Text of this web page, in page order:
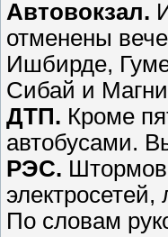
Автовокзал.
отменены
Ишбирде,
Сибай и
ДТП. Кроме
автобусами.
РЭС.
электросетей,
По словам